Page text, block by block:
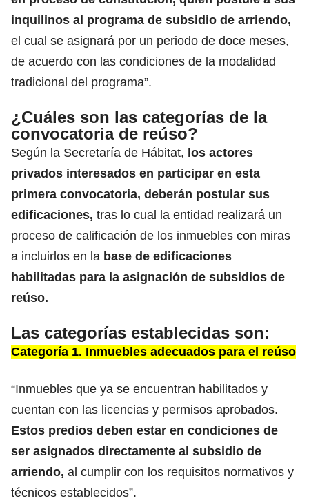
inquilinos al programa de subsidio de arriendo,
el cual se asignará por un periodo de doce meses,
de acuerdo con las condiciones de la modalidad
tradicional del programa”.
¿Cuáles son las categorías de la
convocatoria de reúso?
Según la Secretaría de Hábitat, los actores
privados interesados en participar en esta
primera convocatoria, deberán postular sus
edificaciones, tras lo cual la entidad realizará un
proceso de calificación de los inmuebles con miras
a incluirlos en la base de edificaciones
habilitadas para la asignación de subsidios de
reúso.
Las categorías establecidas son:
Categoría 1. Inmuebles adecuados para el reúso
“Inmuebles que ya se encuentran habilitados y
cuentan con las licencias y permisos aprobados.
Estos predios deben estar en condiciones de
ser asignados directamente al subsidio de
arriendo, al cumplir con los requisitos normativos y
técnicos establecidos”.